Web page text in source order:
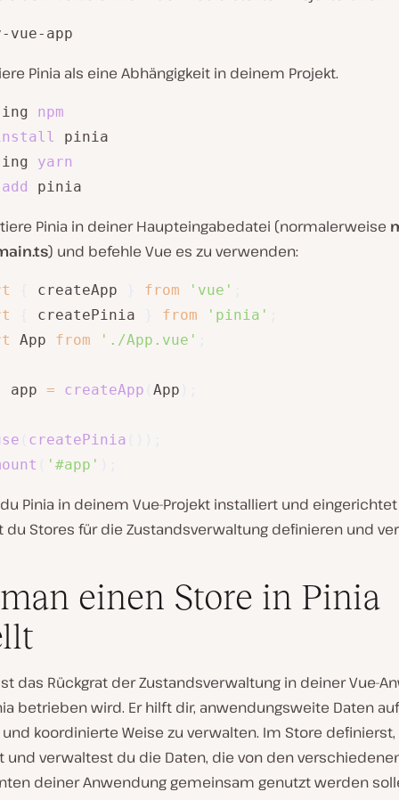
vue-app
Pinia als eine Abhängigkeit in deinem Projekt.
npm
pinia
yarn
add
pinia
Pinia in deiner Haupteingabedatei (normalerweise
) und befehle Vue es zu verwenden:
createApp from 'vue'
createPinia from 'pinia'
App from './App.vue'
app = createApp App
createPinia
'#app'
Pinia in deinem Vue-Projekt installiert und
du Stores für die Zustandsverwaltung definieren und
einen Store in Pinia
das Rückgrat der Zustandsverwaltung in deiner Vue-
betrieben wird. Er hilft dir, anwendungsweite Daten auf
koordinierte Weise zu verwalten. Im Store definierst,
und verwaltest du die Daten, die von den
deiner Anwendung gemeinsam genutzt werden